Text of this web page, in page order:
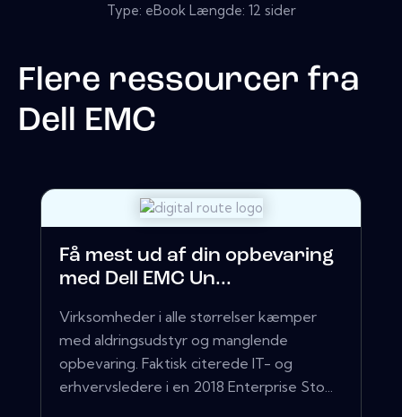
Type: eBook Længde: 12 sider
Flere ressourcer fra
Dell EMC
Få mest ud af din opbevaring
med Dell EMC Un...
Virksomheder i alle størrelser kæmper
med aldringsudstyr og manglende
opbevaring. Faktisk citerede IT- og
erhvervsledere i en 2018 Enterprise Sto...